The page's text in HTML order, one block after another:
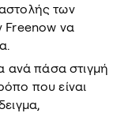
των
Freenow να
ανά πάσα στιγμή
που είναι